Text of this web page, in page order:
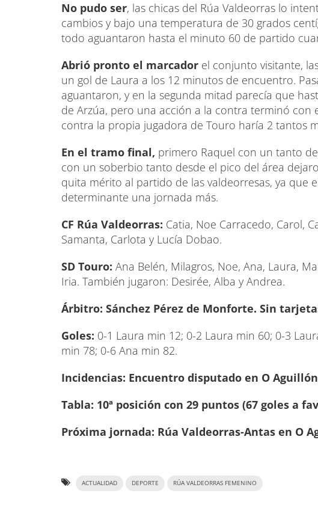
No pudo ser, las chicas del Rúa Valdeorras lo
cambios y bajo una temperatura de 30 grados
todo aguantaron hasta el minuto 60 de partido
Abrió pronto el marcador el conjunto visitante,
un gol de Laura a los 12 minutos de encuentro.
aguantaron, y en la segunda mitad parecía que
de Arzúa, pero una acción a la contra terminó con
contra la propia jugadora de Touro haría 2 tantos
En el tramo final, primero Raquel con un tanto
con un soberbio tanto desde el pico del área
quita mérito al partido de las valdeorresas, ya que
determinante una jornada más.
CF Rúa Valdeorras: Catia, Noe Carracedo, Carol,
Samanta, Carlota y Lucía Dobao.
SD Touro: Ana Belén, Milagros, Noe, Ana, Laura,
Iria. También jugaron: Desirée, Alba y Andrea.
Árbitro: Sánchez Pérez de Monforte. Sin
Goles: 0-1 Laura min 12; 0-2 Laura min 60; 0-3
min 78; 0-6 Ana min 82.
Incidencias: Encuentro disputado en O
Tabla: 10ª posición con 29 puntos (67 goles a
Próxima jornada: Rúa Valdeorras-Antas en O
ACTUALIDAD DEPORTE RÚA VALDEORRAS FEMENINO